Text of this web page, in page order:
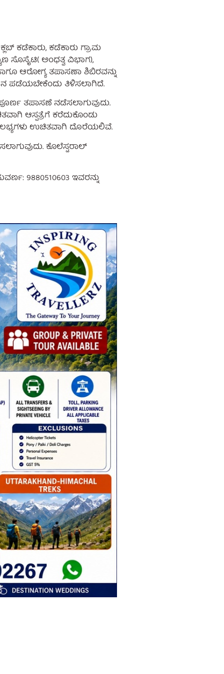
ಕಡೆಕಾರು, ಕಡೆಕಾರು ಗ್ರಾಮ
ಸೊಸೈಟಿ( ಅಂಧತ್ವ ವಿಭಾಗ),
ಆರೋಗ್ಯ ತಪಾಸಣಾ ಶಿಬಿರವನ್ನು
ಪಡೆಯಬೇಕೆಂದು ತಿಳಿಸಲಾಗಿದೆ.
ತಪಾಸಣೆ ನಡೆಸಲಾಗುವುದು.
ಆಸ್ಪತ್ರೆಗೆ ಕರೆದುಕೊಂಡು
ಉಚಿತವಾಗಿ ದೊರೆಯಲಿವೆ.
ಕೊಲೆಸ್ಟರಾಲ್
9880510603 ಇವರನ್ನು